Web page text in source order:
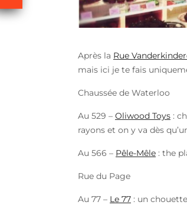
Après la Rue
mais ici je te fais
Chaussée de Waterloo
Au 529 – Oliwood Toys :
rayons et on y va dès
Au 566 – Pêle-Mêle : the
Rue du Page
Au 77 – Le 77 : un